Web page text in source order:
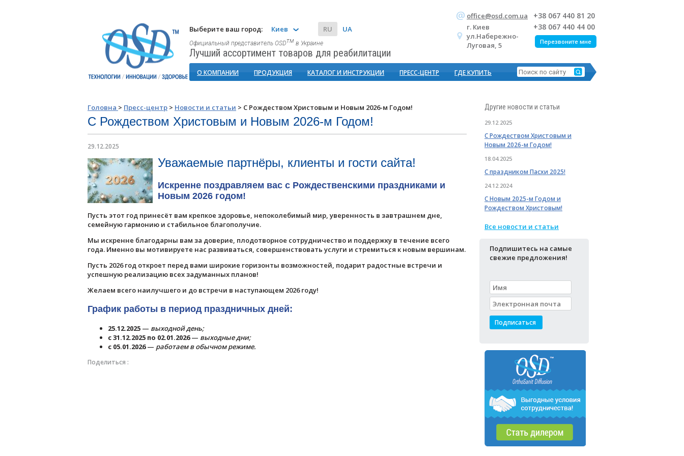
Выберите ваш город: Киев RU UA
Официальный представитель OSDтм в Украине
Лучший ассортимент товаров для реабилитации
+38 067 440 81 20
+38 067 440 44 00
office@osd.com.ua
г. Киев
ул.Набережно-
Луговая, 5
Перезвоните мне
О КОМПАНИИ ПРОДУКЦИЯ КАТАЛОГ И ИНСТРУКЦИИ ПРЕСС-ЦЕНТР ГДЕ КУПИТЬ
Головна > Пресс-центр > Новости и статьи > С Рождеством Христовым и Новым 2026-м Годом!
С Рождеством Христовым и Новым 2026-м Годом!
29.12.2025
Уважаемые партнёры, клиенты и гости сайта!
Искренне поздравляем вас с Рождественскими праздниками и
Новым 2026 годом!
Пусть этот год принесёт вам крепкое здоровье, непоколебимый мир, уверенность в завтрашнем дне,
семейную гармонию и стабильное благополучие.
Мы искренне благодарны вам за доверие, плодотворное сотрудничество и поддержку в течение всего
года. Именно вы мотивируете нас развиваться, совершенствовать услуги и стремиться к новым вершинам.
Пусть 2026 год откроет перед вами широкие горизонты возможностей, подарит радостные встречи и
успешную реализацию всех задуманных планов!
Желаем всего наилучшего и до встречи в наступающем 2026 году!
График работы в период праздничных дней:
25.12.2025 — выходной день;
с 31.12.2025 по 02.01.2026— выходные дни;
с 05.01.2026— работаем в обычном режиме.
Поделиться :
Другие новости и статьи
29.12.2025
С Рождеством Христовым и
Новым 2026-м Годом!
18.04.2025
С праздником Пасхи 2025!
24.12.2024
С Новым 2025-м Годом и
Рождеством Христовым!
Все новости и статьи
Подпишитесь на самые
свежие предложения!